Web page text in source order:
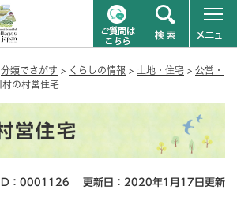
分類でさがす > くらしの情報 > 土地・住宅 > 公営・
村の村営住宅
営住宅
：0001126 更新日：2020年1月17日更新